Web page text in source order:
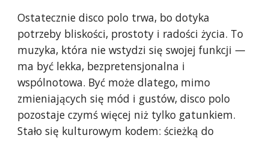
Ostatecznie disco polo trwa, bo dotyka
potrzeby bliskości, prostoty i radości życia. To
muzyka, która nie wstydzi się swojej funkcji —
ma być lekka, bezpretensjonalna i
wspólnotowa. Być może dlatego, mimo
zmieniających się mód i gustów, disco polo
pozostaje czymś więcej niż tylko gatunkiem.
Stało się kulturowym kodem: ścieżką do